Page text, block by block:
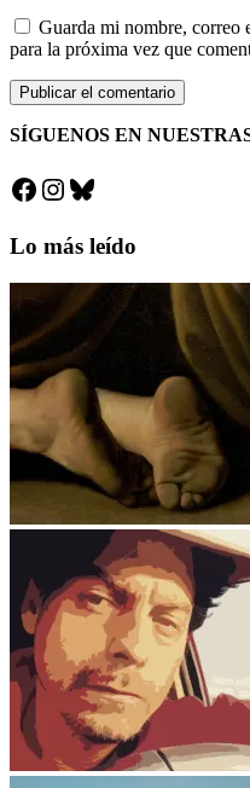
Guarda mi nombre, correo
para la próxima vez que
SÍGUENOS EN
Facebook
Instagram
Bluesky
Lo más leído